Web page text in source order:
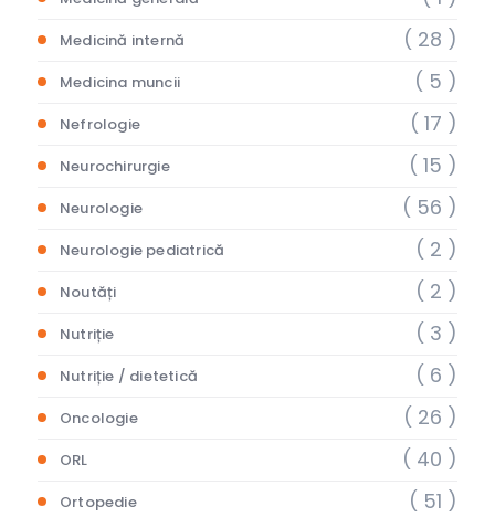
Medicină internă ( 28 )
Medicina muncii ( 5 )
Nefrologie ( 17 )
Neurochirurgie ( 15 )
Neurologie ( 56 )
Neurologie pediatrică ( 2 )
Noutăți ( 2 )
Nutriție ( 3 )
Nutriție / dietetică ( 6 )
Oncologie ( 26 )
ORL ( 40 )
Ortopedie ( 51 )